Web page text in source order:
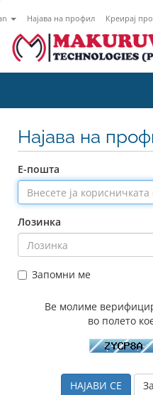
Најава на профил Креирај
Најава на
Е-пошта
Лозинка
Запомни ме
Ве молиме
во полето